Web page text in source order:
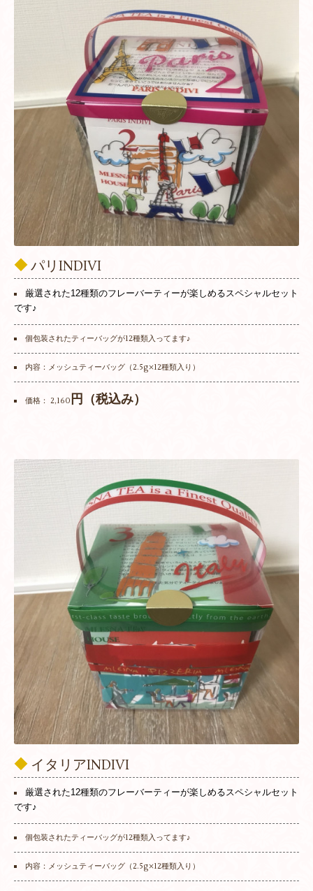
◆パリINDIVI
厳選された12種類のフレーバーティーが楽しめるスペシャルセット
です♪
個包装されたティーバッグが12種類入ってます♪
内容：メッシュティーバッグ（2.5g×12種類入り）
価格： 2,160 円（税込み）
◆ イタリアINDIVI
厳選された12種類のフレーバーティーが楽しめるスペシャルセット
です♪
個包装されたティーバッグが12種類入ってます♪
内容：メッシュティーバッグ（2.5g×12種類入り）